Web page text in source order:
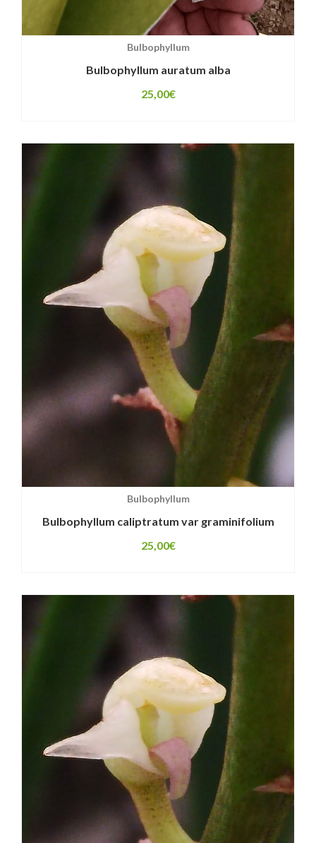
Bulbophyllum
Bulbophyllum auratum alba
25,00€
Bulbophyllum
Bulbophyllum caliptratum var graminifolium
25,00€